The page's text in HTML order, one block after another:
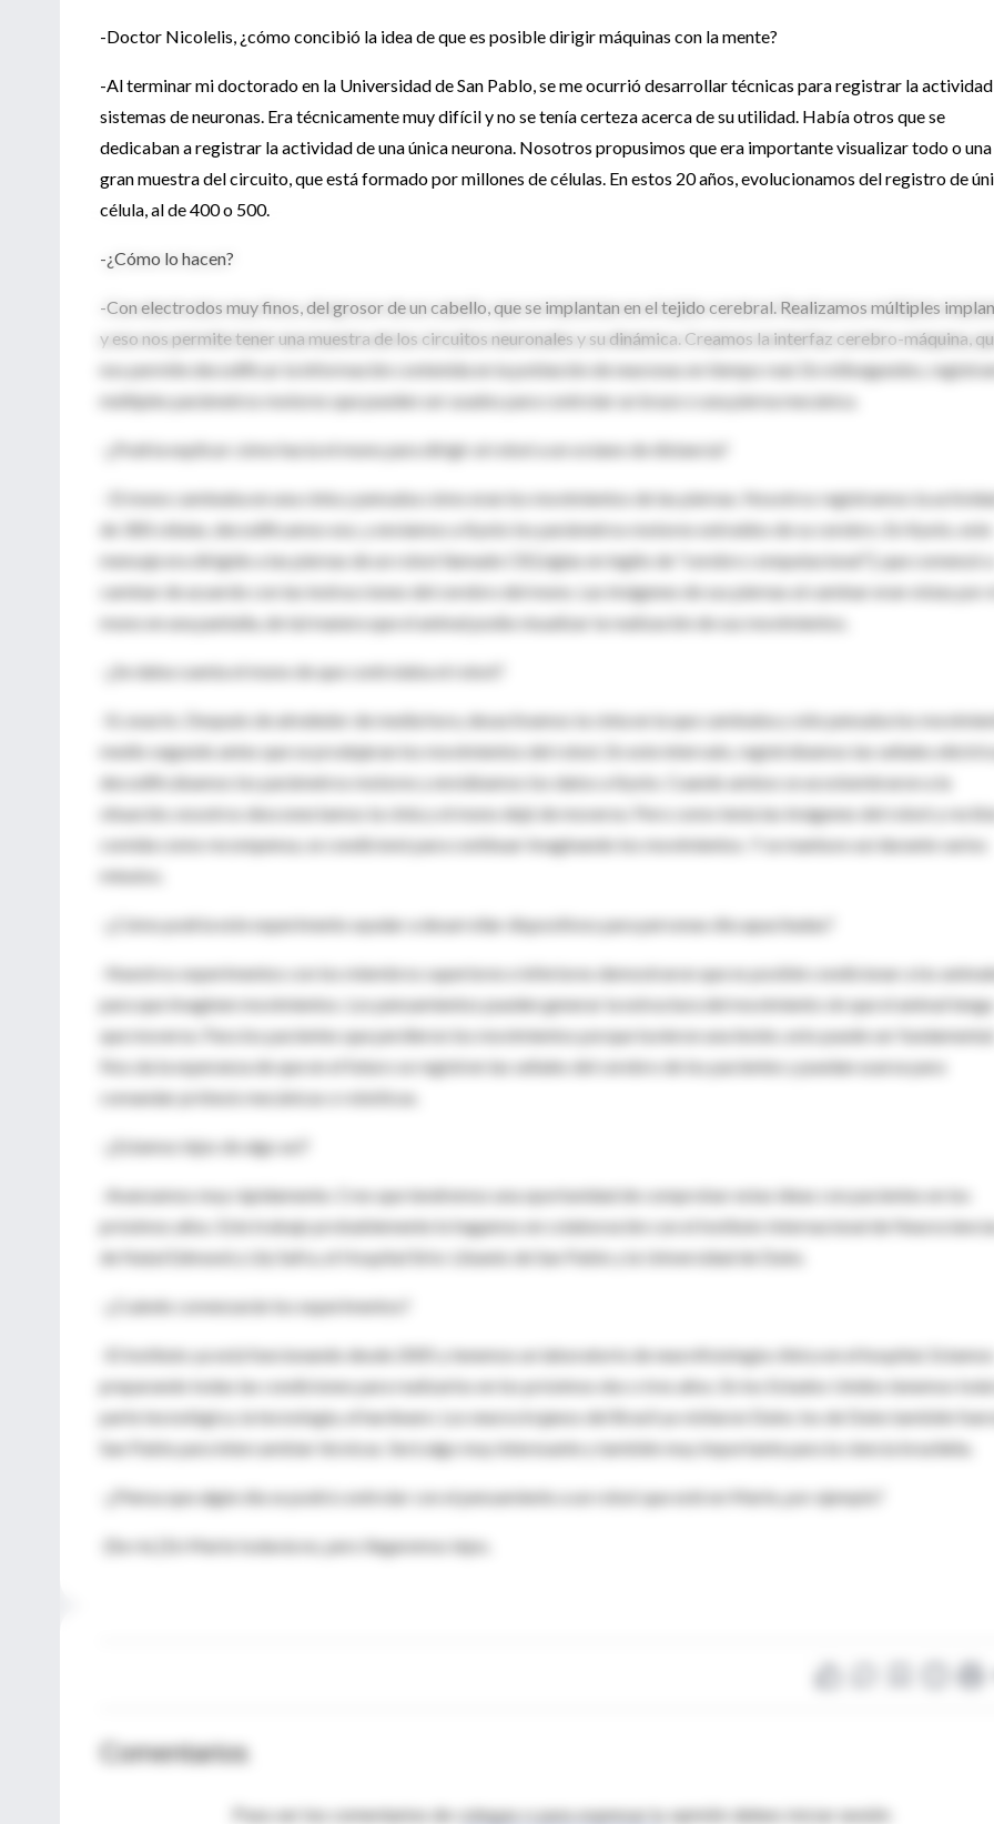
-Doctor Nicolelis, ¿cómo concibió la idea de que es posible dirigir máquinas con la mente?
-Al terminar mi doctorado en la Universidad de San Pablo, se me ocurrió desarrollar técnicas para registrar la
sistemas de neuronas. Era técnicamente muy difícil y no se tenía certeza acerca de su utilidad. Había otros que se
dedicaban a registrar la actividad de una única neurona. Nosotros propusimos que era importante visualizar todo o una
gran muestra del circuito, que está formado por millones de células. En estos 20 años, evolucionamos del registro de
célula, al de 400 o 500.
-¿Cómo lo hacen?
-Con electrodos muy finos, del grosor de un cabello, que se implantan en el tejido cerebral. Realizamos múltiples
y eso nos permite tener una muestra de los circuitos neuronales y su dinámica. Creamos la interfaz cerebro-máquina,
nos permite decodificar la información contenida en la población de neuronas en tiempo real. En milisegundos,
múltiples parámetros motores que pueden ser usados para controlar un brazo o una pierna mecánica.
-¿Podría explicar cómo hacía el mono para dirigir al robot a un océano de distancia?
- El mono caminaba en una cinta y pensaba cómo eran los movimientos de las piernas. Nosotros registramos la
de 300 células, decodificamos eso, y enviamos a Kyoto los parámetros motores extraídos de su cerebro. En Kyoto, este
mensaje era dirigido a las piernas de un robot llamado CB [siglas en inglés de "cerebro computacional"], que comenzó a
caminar de acuerdo con las instrucciones del cerebro del mono. Las imágenes de sus piernas al caminar eran vistas por el
mono en una pantalla, de tal manera que el animal podía visualizar la realización de sus movimientos.
-¿Se daba cuenta el mono de que controlaba el robot?
-Sí, exacto. Después de alrededor de media hora, desactivamos la cinta en la que caminaba y sólo pensaba los
medio segundo antes que se produjeran los movimientos del robot. En este intervalo, registrábamos las señales
decodificábamos los parámetros motores y enviábamos los datos a Kyoto. Cuando ambos se acostumbraron a la
situación, nosotros desconectamos la cinta y el mono dejó de moverse. Pero como tenía las imágenes del robot y
comida como recompensa, se condicionó para continuar imaginando los movimientos. Y se mantuvo así durante varios
minutos.
-¿Cómo podría este experimento ayudar a desarrollar dispositivos para personas discapacitadas?
-Nuestros experimentos con los miembros superiores e inferiores demostraron que es posible condicionar a los
para que imaginen movimientos. Los pensamientos pueden generar la estructura del movimiento sin que el animal tenga
que moverse. Para los pacientes que perdieron los movimientos porque tuvieron una lesión, esto puede ser fundamental.
Nos da la esperanza de que en el futuro se registren las señales del cerebro de los pacientes y puedan usarse para
comandar prótesis mecánicas o robóticas.
-¿Estamos lejos de algo así?
-Avanzamos muy rápidamente. Creo que tendremos una oportunidad de comprobar estas ideas con pacientes en los
próximos años. Este trabajo probablemente lo hagamos en colaboración con el Instituto Internacional de
de Natal Edmond y Lily Safra, el Hospital Sirio-Libanés de San Pablo y la Universidad de Duke.
-¿Cuándo comenzarán los experimentos?
-El Instituto ya está funcionando desde 2005 y tenemos un laboratorio de neurofisiología clínica en el hospital. Estamos
preparando todas las condiciones para realizarlos en los próximos dos o tres años. En los Estados Unidos tenemos toda
parte tecnológica, la tecnología, el hardware. Los neurocirujanos del Brasil ya visitaron Duke; los de Duke también
San Pablo para intercambiar técnicas. Será algo muy interesante y también muy importante para la ciencia brasileña.
-¿Piensa que algún día se podrá controlar con el pensamiento a un robot que esté en Marte, por ejemplo?
-[Se ríe.] En Marte todavía no, pero llegaremos lejos.
Comentarios
Para ver los comentarios de colegas o para expresar tu opinión debes iniciar sesión